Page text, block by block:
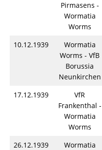
Pirmasens -
Wormatia
Worms
10.12.1939
Wormatia
Worms - VfB
Borussia
Neunkirchen
17.12.1939
VfR
Frankenthal -
Wormatia
Worms
26.12.1939
Wormatia